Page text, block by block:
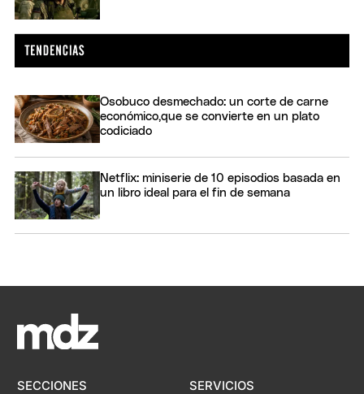
Osobuco desmechado: un corte de carne
económico,que se convierte en un plato
codiciado
Netflix: miniserie de 10 episodios basada en
un libro ideal para el fin de semana
SECCIONES SERVICIOS